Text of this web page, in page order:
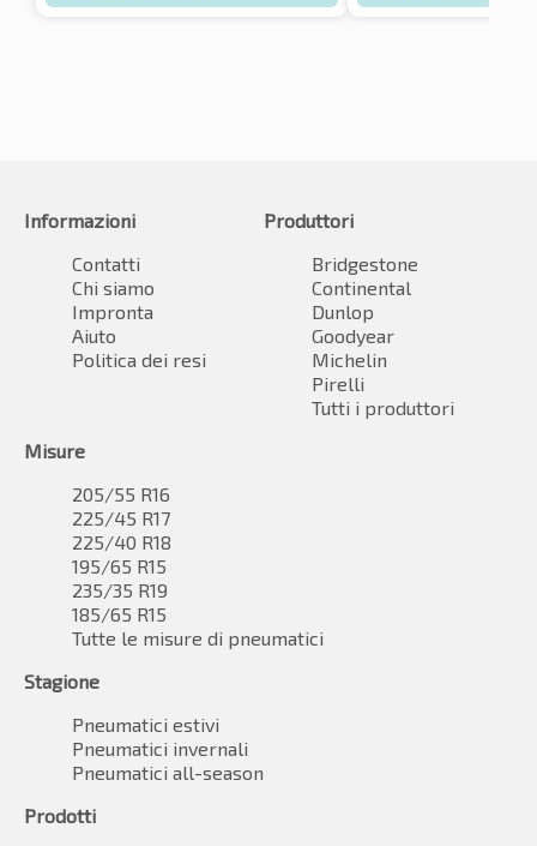
Informazioni
Contatti
Chi siamo
Impronta
Aiuto
Politica dei resi
Produttori
Bridgestone
Continental
Dunlop
Goodyear
Michelin
Pirelli
Tutti i produttori
Misure
205/55 R16
225/45 R17
225/40 R18
195/65 R15
235/35 R19
185/65 R15
Tutte le misure di pneumatici
Stagione
Pneumatici estivi
Pneumatici invernali
Pneumatici all-season
Prodotti